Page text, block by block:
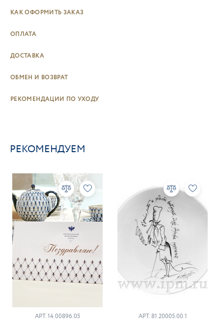
КАК ОФОРМИТЬ ЗАКАЗ
ОПЛАТА
ДОСТАВКА
ОБМЕН И ВОЗВРАТ
РЕКОМЕНДАЦИИ ПО УХОДУ
РЕКОМЕНДУЕМ
АРТ. 14.00896.05 АРТ. 81.20005.00.1